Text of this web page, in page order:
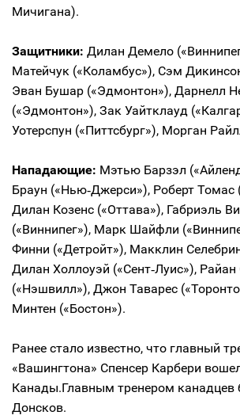
Мичигана).
Защитники: Дилан Демело
Матейчук («Коламбус»), Сэм
Эван Бушар («Эдмонтон»), Дарнелл
(«Эдмонтон»), Зак Уайтклауд
Уотерспун («Питтсбург»), Морган
Нападающие: Мэтью Барзэл
Браун («Нью‑Джерси»), Роберт Томас
Дилан Козенс («Оттава»), Габриэль
(«Виннипег»), Марк Шайфли
Финни («Детройт»), Макклин
Дилан Холлоуэй («Сент‑Луис»), Райан
(«Нэшвилл»), Джон Таварес
Минтен («Бостон»).
Ранее стало известно, что главный
«Вашингтона» Спенсер Карбери
Канады.Главным тренером
Донсков.